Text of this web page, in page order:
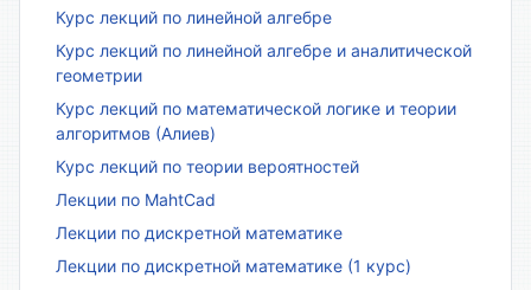
Курс лекций по линейной алгебре
Курс лекций по линейной алгебре и аналитической
геометрии
Курс лекций по математической логике и теории
алгоритмов (Алиев)
Курс лекций по теории вероятностей
Лекции по MahtCad
Лекции по дискретной математике
Лекции по дискретной математике (1 курс)